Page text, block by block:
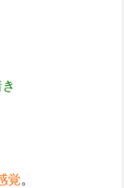
覚。